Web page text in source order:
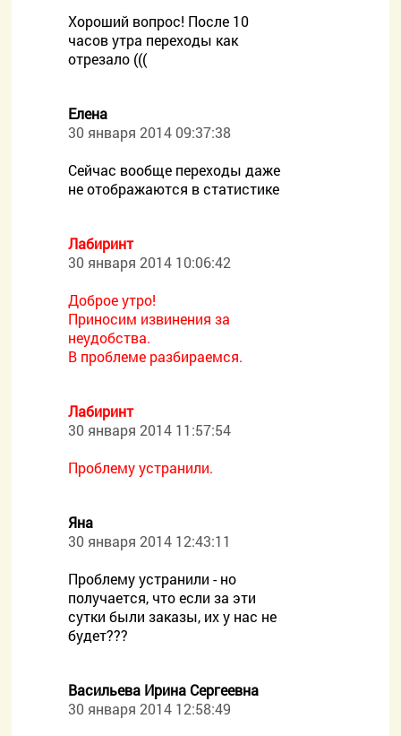
Хороший вопрос! После 10
часов утра переходы как
отрезало (((
Елена
30 января 2014 09:37:38
Сейчас вообще переходы даже
не отображаются в статистике
Лабиринт
30 января 2014 10:06:42
Доброе утро!
Приносим извинения за
неудобства.
В проблеме разбираемся.
Лабиринт
30 января 2014 11:57:54
Проблему устранили.
Яна
30 января 2014 12:43:11
Проблему устранили - но
получается, что если за эти
сутки были заказы, их у нас не
будет???
Васильева Ирина Сергеевна
30 января 2014 12:58:49